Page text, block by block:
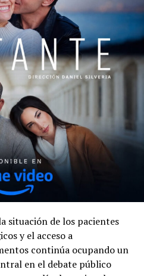
situación de los pacientes
y el acceso a
continúa ocupando un
en el debate público